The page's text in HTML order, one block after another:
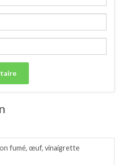
fumé, œuf, vinaigrette